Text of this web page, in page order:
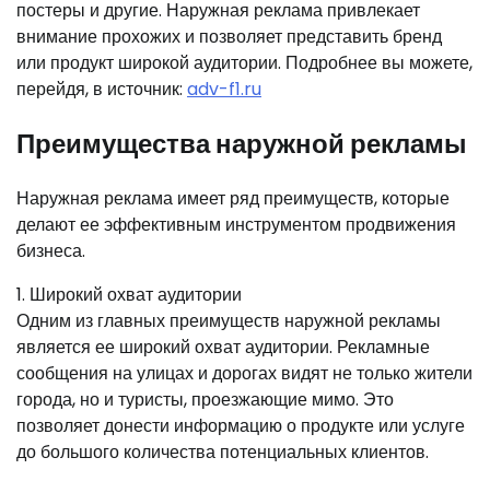
постеры и другие. Наружная реклама привлекает
внимание прохожих и позволяет представить бренд
или продукт широкой аудитории. Подробнее вы можете,
перейдя, в источник: adv-f1.ru
Преимущества наружной рекламы
Наружная реклама имеет ряд преимуществ, которые
делают ее эффективным инструментом продвижения
бизнеса.
1. Широкий охват аудитории
Одним из главных преимуществ наружной рекламы
является ее широкий охват аудитории. Рекламные
сообщения на улицах и дорогах видят не только жители
города, но и туристы, проезжающие мимо. Это
позволяет донести информацию о продукте или услуге
до большого количества потенциальных клиентов.